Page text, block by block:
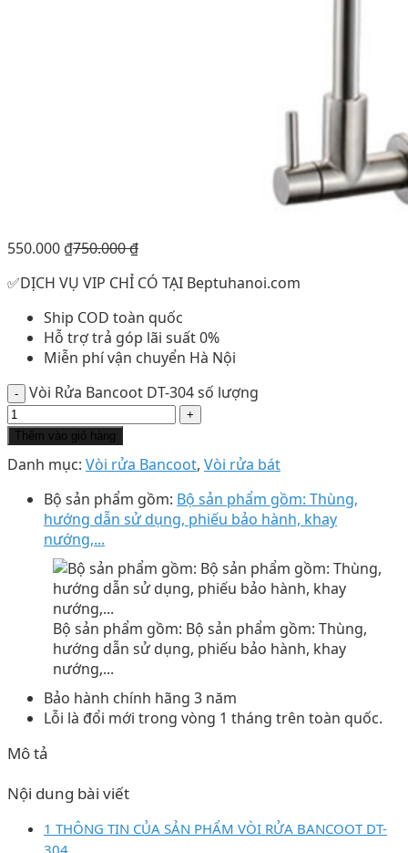
550.000 ₫750.000₫
✅DỊCH VỤ VIP CHỈ CÓ TẠI Beptuhanoi.com
Ship COD toàn quốc
Hỗ trợ trả góp lãi suất 0%
Miễn phí vận chuyển Hà Nội
Vòi Rửa Bancoot DT-304 số lượng
Thêm vào giỏ hàng
Danh mục: Vòi rửa Bancoot, Vòi rửa bát
Bộ sản phẩm gồm: Bộ sản phẩm gồm: Thùng,
hướng dẫn sử dụng, phiếu bảo hành, khay
nướng,...
Bộ sản phẩm gồm: Bộ sản phẩm gồm: Thùng,
hướng dẫn sử dụng, phiếu bảo hành, khay
nướng,...
Bảo hành chính hãng 3 năm
Lỗi là đổi mới trong vòng 1 tháng trên toàn quốc.
Mô tả
Nội dung bài viết
1 THÔNG TIN CỦA SẢN PHẨM VÒI RỬA BANCOOT DT-
304